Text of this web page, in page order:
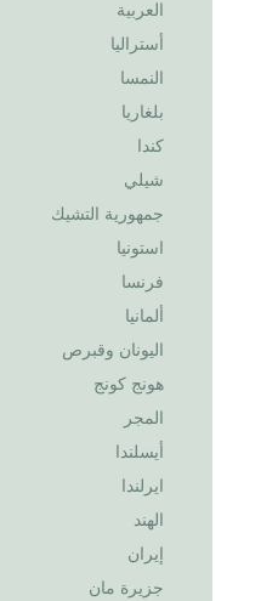
العربية
أستراليا
النمسا
بلغاريا
كندا
شيلي
جمهورية التشيك
استونيا
فرنسا
ألمانيا
اليونان وقبرص
هونج كونج
المجر
أيسلندا
ايرلندا
الهند
إيران
جزيرة مان